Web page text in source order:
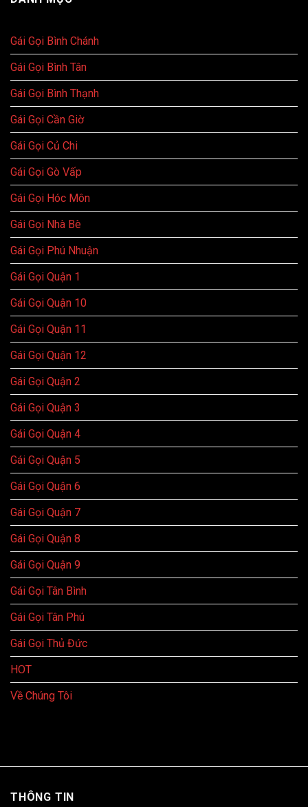
Gái Gọi Bình Chánh
Gái Gọi Bình Tân
Gái Gọi Bình Thạnh
Gái Gọi Cần Giờ
Gái Gọi Củ Chi
Gái Gọi Gò Vấp
Gái Gọi Hóc Môn
Gái Gọi Nhà Bè
Gái Gọi Phú Nhuận
Gái Gọi Quận 1
Gái Gọi Quận 10
Gái Gọi Quận 11
Gái Gọi Quận 12
Gái Gọi Quận 2
Gái Gọi Quận 3
Gái Gọi Quận 4
Gái Gọi Quận 5
Gái Gọi Quận 6
Gái Gọi Quận 7
Gái Gọi Quận 8
Gái Gọi Quận 9
Gái Gọi Tân Bình
Gái Gọi Tân Phú
Gái Gọi Thủ Đức
HOT
Về Chúng Tôi
THÔNG TIN